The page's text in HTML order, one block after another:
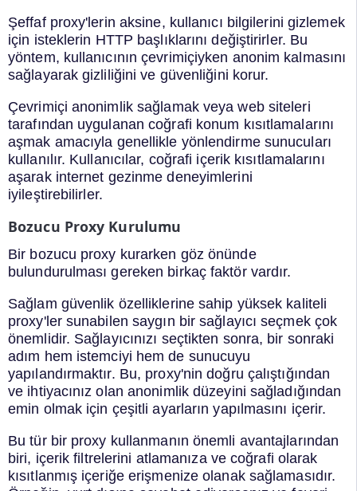
Şeffaf proxy'lerin aksine, kullanıcı bilgilerini gizlemek
için isteklerin HTTP başlıklarını değiştirirler. Bu
yöntem, kullanıcının çevrimiçiyken anonim kalmasını
sağlayarak gizliliğini ve güvenliğini korur.
Çevrimiçi anonimlik sağlamak veya web siteleri
tarafından uygulanan coğrafi konum kısıtlamalarını
aşmak amacıyla genellikle yönlendirme sunucuları
kullanılır. Kullanıcılar, coğrafi içerik kısıtlamalarını
aşarak internet gezinme deneyimlerini
iyileştirebilirler.
Bozucu Proxy Kurulumu
Bir bozucu proxy kurarken göz önünde
bulundurulması gereken birkaç faktör vardır.
Sağlam güvenlik özelliklerine sahip yüksek kaliteli
proxy'ler sunabilen saygın bir sağlayıcı seçmek çok
önemlidir. Sağlayıcınızı seçtikten sonra, bir sonraki
adım hem istemciyi hem de sunucuyu
yapılandırmaktır. Bu, proxy'nin doğru çalıştığından
ve ihtiyacınız olan anonimlik düzeyini sağladığından
emin olmak için çeşitli ayarların yapılmasını içerir.
Bu tür bir proxy kullanmanın önemli avantajlarından
biri, içerik filtrelerini atlamanıza ve coğrafi olarak
kısıtlanmış içeriğe erişmenize olanak sağlamasıdır.